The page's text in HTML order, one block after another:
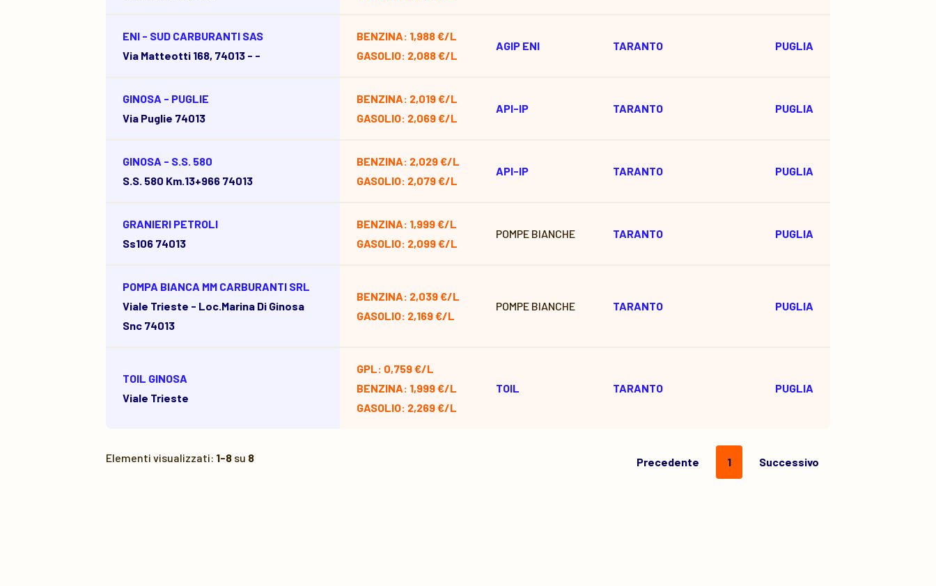
ENI - SUD CARBURANTI SAS
Via Matteotti 168, 74013 - -
BENZINA: 1,988 €/L
GASOLIO: 2,088 €/L
AGIP ENI TARANTO PUGLIA
GINOSA - PUGLIE
Via Puglie 74013
BENZINA: 2,019 €/L
GASOLIO: 2,069 €/L
API-IP TARANTO PUGLIA
GINOSA - S.S. 580
S.s. 580 Km.13+966 74013
BENZINA: 2,029 €/L
GASOLIO: 2,079 €/L
API-IP TARANTO PUGLIA
GRANIERI PETROLI
Ss106 74013
BENZINA: 1,999 €/L
GASOLIO: 2,099 €/L
POMPE BIANCHE TARANTO PUGLIA
POMPA BIANCA MM CARBURANTI SRL
Viale Trieste - Loc.marina Di Ginosa
Snc 74013
BENZINA: 2,039 €/L
GASOLIO: 2,169 €/L
POMPE BIANCHE TARANTO PUGLIA
TOIL GINOSA
Viale Trieste
GPL: 0,759 €/L
BENZINA: 1,999 €/L
GASOLIO: 2,269 €/L
TOIL TARANTO PUGLIA
Elementi visualizzati: 1-8 su 8 Precedente 1 Successivo